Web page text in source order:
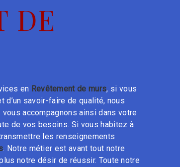
DE
en Revêtement de murs, si vous
d’un savoir-faire de qualité, nous
accompagnons ainsi dans votre
de vos besoins. Si vous habitez à
les renseignements
. Notre métier est avant tout notre
notre désir de réussir. Toute notre